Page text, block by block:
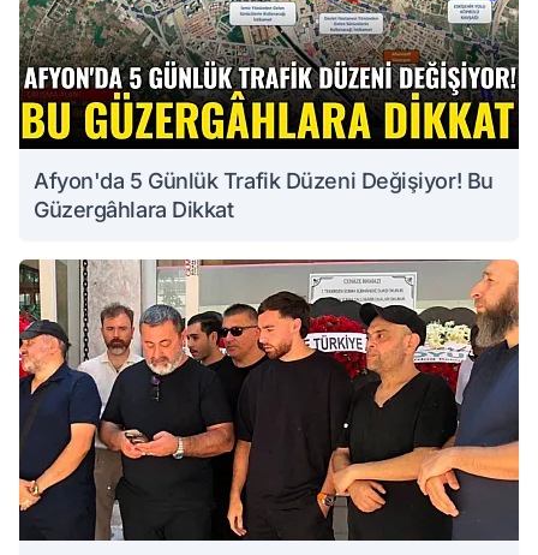
Afyon'da 5 Günlük Trafik Düzeni Değişiyor! Bu
Güzergâhlara Dikkat